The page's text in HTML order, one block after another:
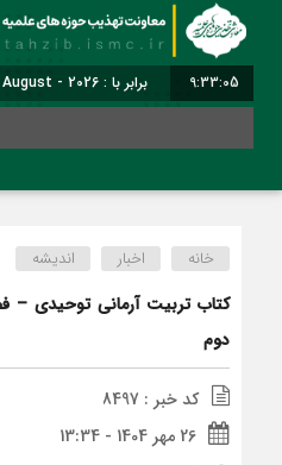
9:33:06 برابر با : Saturday - 8 August - 2026
خانه اخبار اندیشه
کتاب تربیت آرمانی توحیدی
دوم
کد خبر : 8497
26 مهر 1404 - 13:34